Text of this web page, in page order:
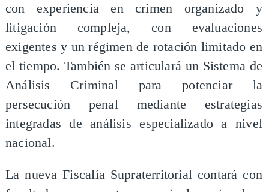
con experiencia en crimen organizado y
litigación compleja, con evaluaciones
exigentes y un régimen de rotación limitado en
el tiempo. También se articulará un Sistema de
Análisis Criminal para potenciar la
persecución penal mediante estrategias
integradas de análisis especializado a nivel
nacional.
La nueva Fiscalía Supraterritorial contará con